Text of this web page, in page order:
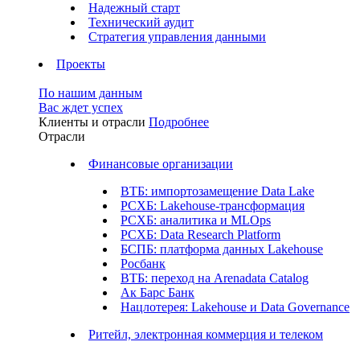
Надежный старт
Технический аудит
Стратегия управления данными
Проекты
По нашим данным
Вас ждет успех
Клиенты и отрасли Подробнее
Отрасли
Финансовые организации
ВТБ: импортозамещение Data Lake
РСХБ: Lakehouse-трансформация
РСХБ: аналитика и MLOps
РСХБ: Data Research Platform
БСПБ: платформа данных Lakehouse
Росбанк
ВТБ: переход на Arenadata Catalog
Ак Барс Банк
Нацлотерея: Lakehouse и Data Governance
Ритейл, электронная коммерция и телеком